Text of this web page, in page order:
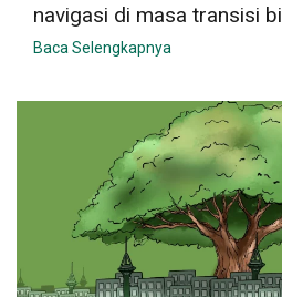
navigasi di masa transisi
Baca Selengkapnya